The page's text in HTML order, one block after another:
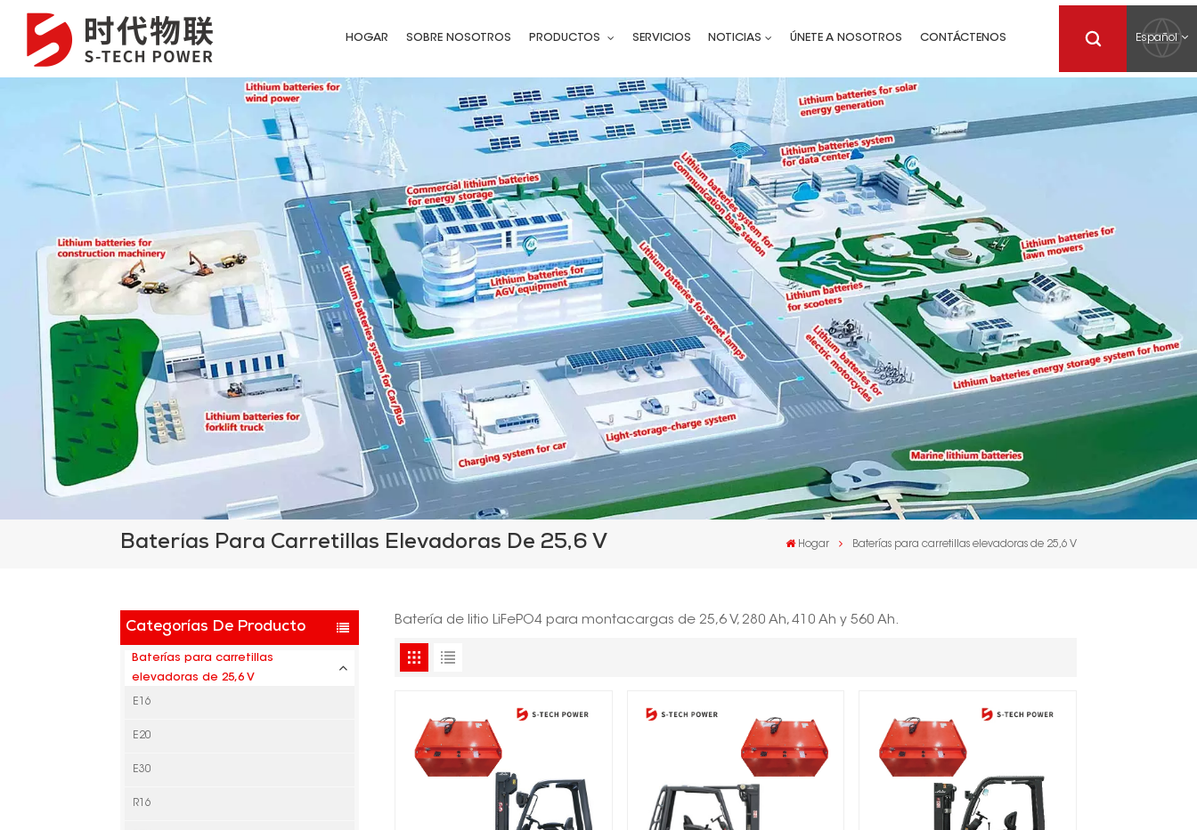
HOGAR SOBRE NOSOTROS PRODUCTOS SERVICIOS NOTICIAS ÚNETE A NOSOTROS CONTÁCTENOS Español
Baterías Para Carretillas Elevadoras De 25,6 V Hogar Baterías para carretillas elevadoras de 25,6 V
Categorías De Producto
Baterías para carretillas
elevadoras de 25,6 V
E16
E20
E30
R16
Batería de litio LiFePO4 para montacargas de 25,6 V, 280 Ah, 410 Ah y 560 Ah.